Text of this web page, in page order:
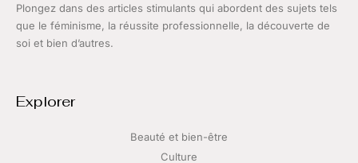
Plongez dans des articles stimulants qui abordent des sujets tels
que le féminisme, la réussite professionnelle, la découverte de
soi et bien d’autres.
Explorer
Beauté et bien-être
Culture